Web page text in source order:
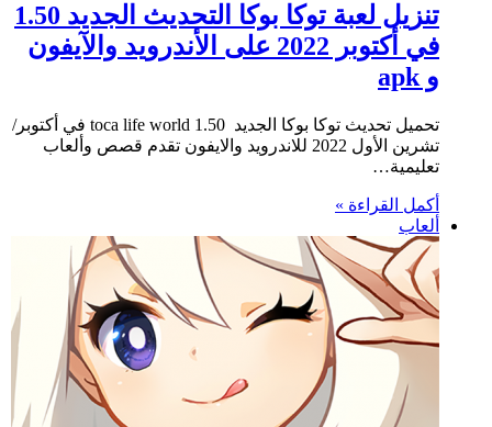
تنزيل لعبة توكا بوكا التحديث الجديد 1.50
في أكتوبر 2022 على الأندرويد والآيفون
و apk
تحميل تحديث توكا بوكا الجديد toca life world 1.50 في أكتوبر/
تشرين الأول 2022 للاندرويد والايفون تقدم قصص وألعاب
تعليمية…
أكمل القراءة »
ألعاب